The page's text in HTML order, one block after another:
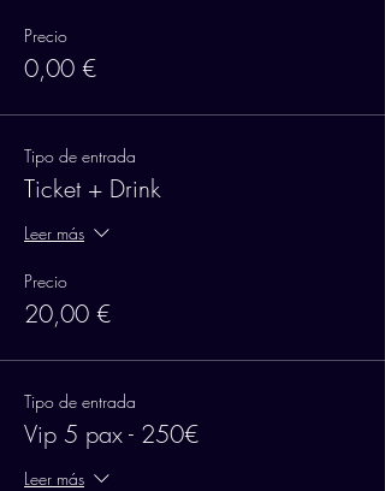
Precio
0,00 €
Tipo de entrada
Ticket + Drink
Leer más
Precio
20,00 €
Tipo de entrada
Vip 5 pax - 250€
Leer más